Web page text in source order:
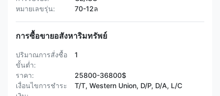
หมายเลขรุ่น:
70-12ล
การซื้อขายอสังหาริมทรัพย์
ปริมาณการสั่งซื้อ
ขั้นต่ำ:
1
ราคา:
25800-36800$
เงื่อนไขการชำระ
T/T, Western Union, D/P, D/A, L/C